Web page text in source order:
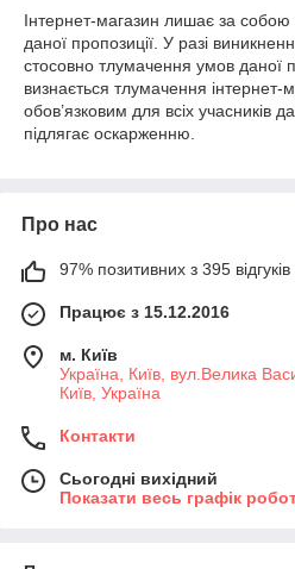
Інтернет-магазин лишає за
даної пропозиції. У разі
стосовно тлумачення умов даної
визнається тлумачення інтернет-
обов’язковим для всіх учасників
підлягає оскарженню.
Про нас
97% позитивних з 395 відгуків
Працює з 15.12.2016
м. Київ
Україна, Київ, вул.Велика
Київ, Україна
Контакти
Сьогодні вихідний
Показати весь графік